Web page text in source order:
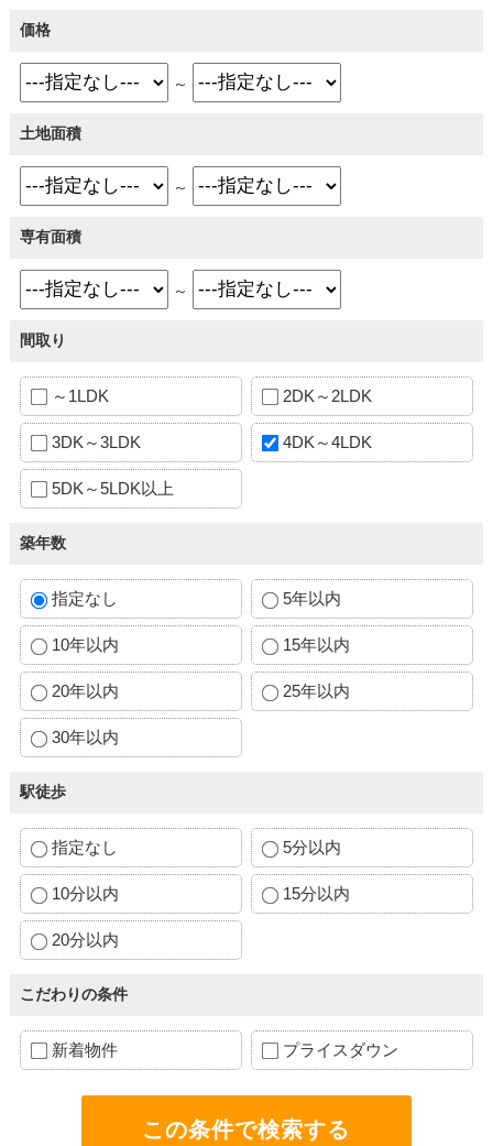
価格
～
土地面積
～
専有面積
～
間取り
～1LDK 2DK～2LDK
3DK～3LDK 4DK～4LDK
5DK～5LDK以上
築年数
指定なし 5年以内
10年以内 15年以内
20年以内 25年以内
30年以内
駅徒歩
指定なし 5分以内
10分以内 15分以内
20分以内
こだわりの条件
新着物件 プライスダウン